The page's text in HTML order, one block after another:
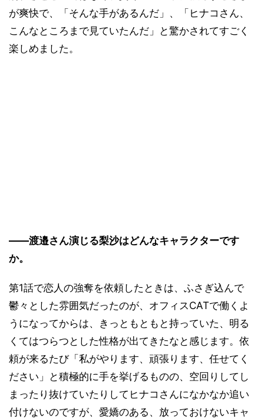
が爽快で、「そんな手があるんだ」、「ヒナコさん、
こんなところまで見ていたんだ」と驚かされてすごく
楽しめました。
――渡邉さん演じる梨沙はどんなキャラクターです
か。
第1話で恋人の強奪を依頼したときは、ふさぎ込んで
鬱々とした雰囲気だったのが、オフィスCATで働くよ
うになってからは、きっともともと持っていた、明る
くてはつらつとした性格が出てきたなと感じます。依
頼が来るたび「私がやります、頑張ります、任せてく
ださい」と積極的に手を挙げるものの、空回りしてし
まったり抜けていたりしてヒナコさんになかなか追い
付けないのですが、愛嬌のある、放っておけないキャ